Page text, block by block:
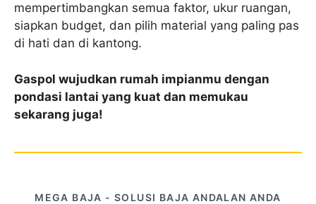
mempertimbangkan semua faktor, ukur ruangan,
siapkan budget, dan pilih material yang paling pas
di hati dan di kantong.
Gaspol wujudkan rumah impianmu dengan
pondasi lantai yang kuat dan memukau
sekarang juga!
MEGA BAJA - SOLUSI BAJA ANDALAN ANDA